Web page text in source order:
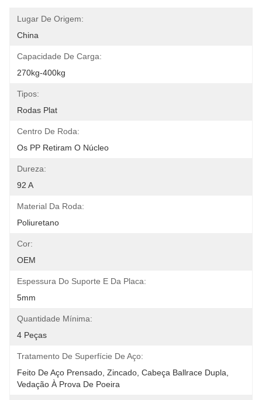
Lugar De Origem:
China
Capacidade De Carga:
270kg-400kg
Tipos:
Rodas Plat
Centro De Roda:
Os PP Retiram O Núcleo
Dureza:
92 A
Material Da Roda:
Poliuretano
Cor:
OEM
Espessura Do Suporte E Da Placa:
5mm
Quantidade Mínima:
4 Peças
Tratamento De Superfície De Aço:
Feito De Aço Prensado, Zincado, Cabeça Ballrace Dupla,
Vedação À Prova De Poeira